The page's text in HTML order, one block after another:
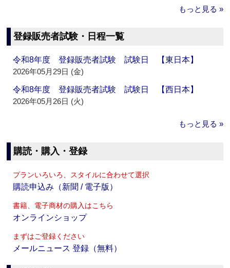
もっと見る »
登録販売者試験・日程一覧
令和8年度 登録販売者試験 試験日 【東日本】
2026年05月29日 (金)
令和8年度 登録販売者試験 試験日 【西日本】
2026年05月26日 (火)
もっと見る »
購読・購入・登録
プランいろいろ、スタイルに合わせて選択
購読申込み（新聞 / 電子版）
書籍、電子商材の購入はこちら
オンラインショップ
まずはご登録ください
メールニュース 登録（無料）